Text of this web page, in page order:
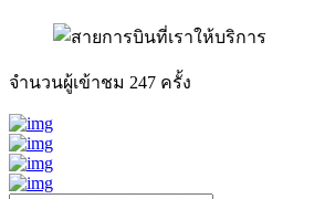
จำนวนผู้เข้าชม 247 ครั้ง